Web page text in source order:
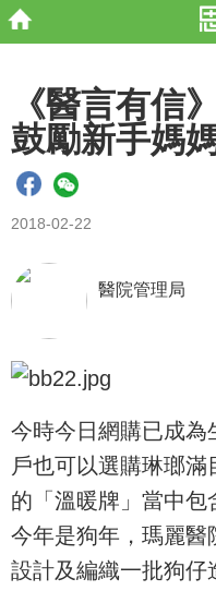
《醫言有信
鼓勵新手媽
2018-02-22
醫院管理局
今時今日網購已成為
戶也可以選購琳瑯
的「溫暖牌」當中包
今年是狗年，瑪麗醫
設計及編織一批狗仔